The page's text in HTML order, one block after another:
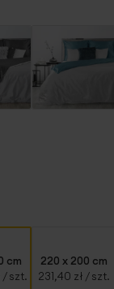
cm
/ szt.
220 x 200 cm
231,40 zł / szt.